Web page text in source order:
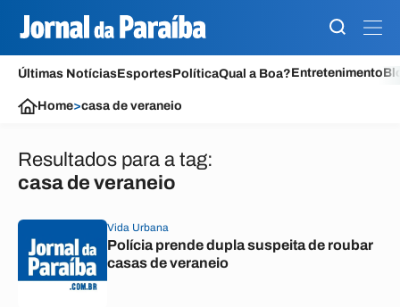
Últimas NotíciasEsportesPolíticaQual a Boa?Entretenimento
Home>casa de veraneio
Resultados para a tag:
casa de veraneio
Vida Urbana
Polícia prende dupla suspeita de roubar
casas de veraneio